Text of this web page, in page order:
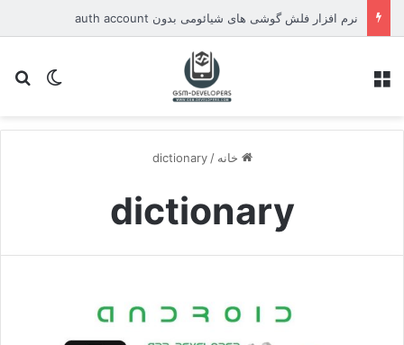
نرم افزار فلش گوشی های شیائومی بدون auth account
تغییر
خانه /
dictionary
dictionary